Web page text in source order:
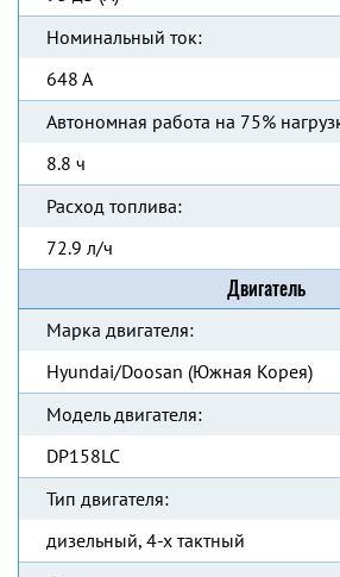
Номинальный ток:
648 А
Автономная работа на 75%
8.8 ч
Расход топлива:
72.9 л/ч
Двигатель
Марка двигателя:
Hyundai/Doosan (Южная Корея)
Модель двигателя:
DP158LC
Тип двигателя:
дизельный, 4-х тактный